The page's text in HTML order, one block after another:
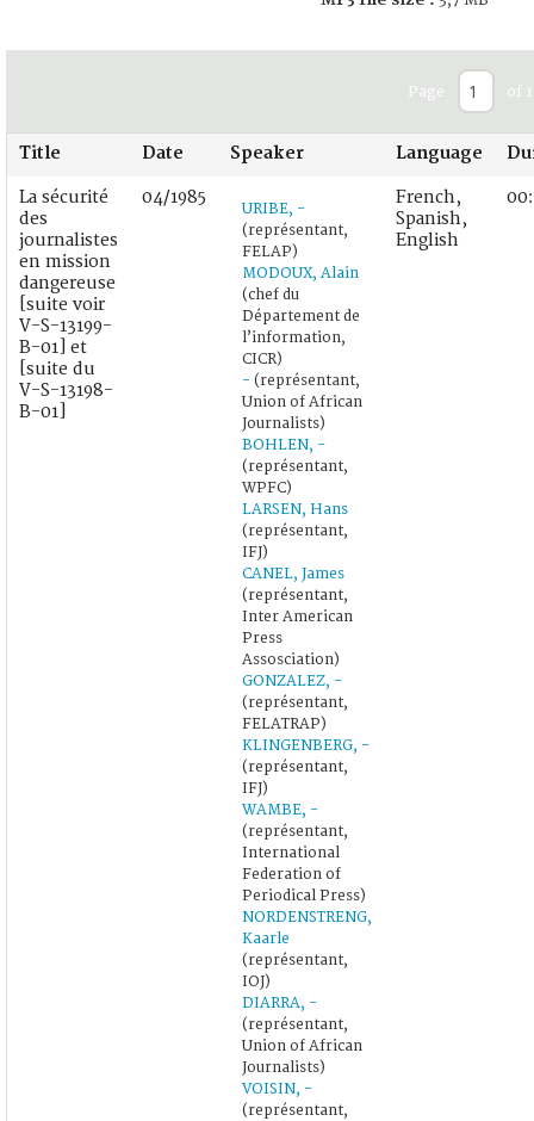
Page of 1
Title Date Speaker Language
La sécurité
des
journalistes
en mission
dangereuse
[suite voir
V-S-13199-
B-01] et
[suite du
V-S-13198-
B-01]
04/1985
URIBE, -
(représentant,
FELAP)
MODOUX, Alain
(chef du
Département de
l’information,
CICR)
- (représentant,
Union of African
Journalists)
BOHLEN, -
(représentant,
WPFC)
LARSEN, Hans
(représentant,
IFJ)
CANEL, James
(représentant,
Inter American
Press
Assosciation)
GONZALEZ, -
(représentant,
FELATRAP)
KLINGENBERG, -
(représentant,
IFJ)
WAMBE, -
(représentant,
International
Federation of
Periodical Press)
NORDENSTRENG,
Kaarle
(représentant,
IOJ)
DIARRA, -
(représentant,
Union of African
Journalists)
VOISIN, -
(représentant,
French,
Spanish,
English